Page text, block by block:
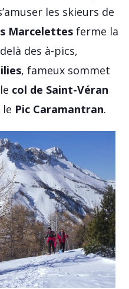
les skieurs de
Marcelettes ferme la
des à-pics,
, fameux sommet
col de Saint-Véran
le Pic Caramantran.